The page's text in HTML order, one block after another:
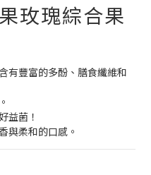
玫瑰綜合果
有豐富的多酚、膳食纖維和
益菌！
與柔和的口感。